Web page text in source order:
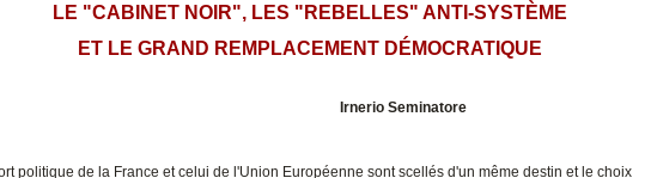
LE "CABINET NOIR", LES "REBELLES" ANTI-SYSTÈME
ET LE GRAND REMPLACEMENT DÉMOCRATIQUE
Irnerio Seminatore
politique de la France et celui de l'Union Européenne sont scellés d'un même destin et le choix